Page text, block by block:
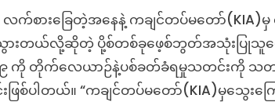
Check:
KIA
ကလက်
စား
ချေ
စားခြေတဲ့အနေနဲ့ ကချင်တပ်မတော်
းသွားတယ်လို့ဆိုတဲ့ ပို့စ်တစ်ခုဖေ့စ်ဘွတ်အသုံးပြုသူတွ
ကို တိုက်လေယာဉ်နဲ့ပစ်ခတ်ခံရမှုသတင်းကို သတင်
းဖြစ်ပါတယ်။ “ကချင်တပ်မတော်(KIA)မှသွေးက